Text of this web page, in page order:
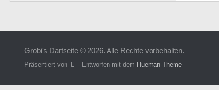
Grobi's Dartseite © 2026. Alle Rechte vorbehalten.
Präsentiert von - Entworfen mit dem Hueman-Theme